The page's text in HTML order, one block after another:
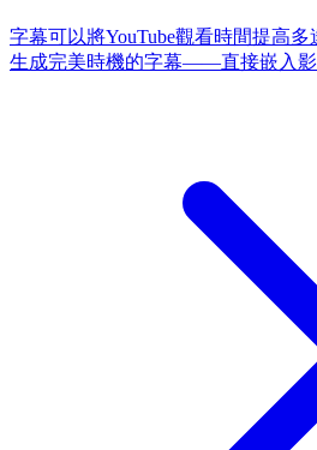
字幕可以將YouTube觀看時間提高
生成完美時機的字幕——直接嵌入影